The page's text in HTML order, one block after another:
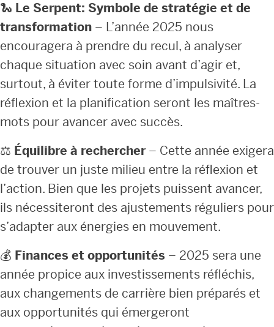
🐍 Le Serpent: Symbole de stratégie et de
transformation – L’année 2025 nous
encouragera à prendre du recul, à analyser
chaque situation avec soin avant d’agir et,
surtout, à éviter toute forme d’impulsivité. La
réflexion et la planification seront les maîtres-
mots pour avancer avec succès.
⚖️ Équilibre à rechercher– Cette année exigera
de trouver un juste milieu entre la réflexion et
l’action. Bien que les projets puissent avancer,
ils nécessiteront des ajustements réguliers pour
s’adapter aux énergies en mouvement.
💰 Finances et opportunités – 2025 sera une
année propice aux investissements réfléchis,
aux changements de carrière bien préparés et
aux opportunités qui émergeront